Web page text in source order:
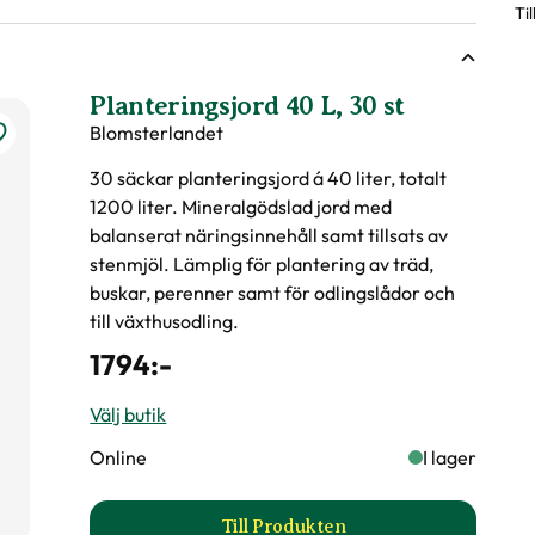
Lättskött
år efter behov, med fördel kan gödsel bytas ut mot
Planteringsjord 40 L, 30 st
Blomsterlandet
30 säckar planteringsjord á 40 liter, totalt
1200 liter. Mineralgödslad jord med
balanserat näringsinnehåll samt tillsats av
stenmjöl. Lämplig för plantering av träd,
buskar, perenner samt för odlingslådor och
till växthusodling.
1794:-
Välj butik
Online
I lager
Till Produkten